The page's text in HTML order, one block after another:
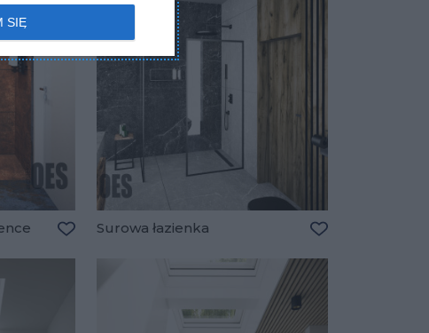
SIĘ
Surowa łazienka